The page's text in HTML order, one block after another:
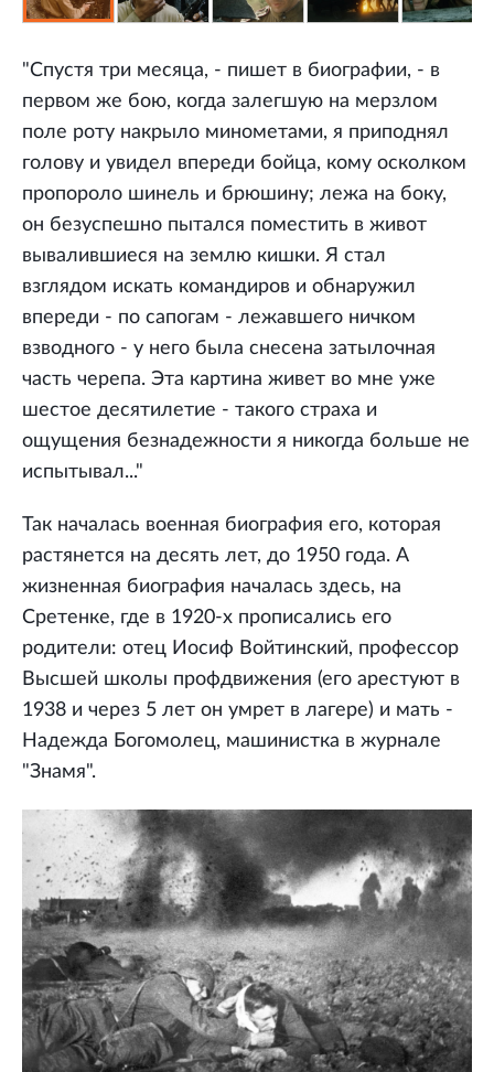
"Спустя три месяца, - пишет в биографии, - в
первом же бою, когда залегшую на мерзлом
поле роту накрыло минометами, я приподнял
голову и увидел впереди бойца, кому осколком
пропороло шинель и брюшину; лежа на боку,
он безуспешно пытался поместить в живот
вывалившиеся на землю кишки. Я стал
взглядом искать командиров и обнаружил
впереди - по сапогам - лежавшего ничком
взводного - у него была снесена затылочная
часть черепа. Эта картина живет во мне уже
шестое десятилетие - такого страха и
ощущения безнадежности я никогда больше не
испытывал..."
Так началась военная биография его, которая
растянется на десять лет, до 1950 года. А
жизненная биография началась здесь, на
Сретенке, где в 1920-х прописались его
родители: отец Иосиф Войтинский, профессор
Высшей школы профдвижения (его арестуют в
1938 и через 5 лет он умрет в лагере) и мать -
Надежда Богомолец, машинистка в журнале
"Знамя".